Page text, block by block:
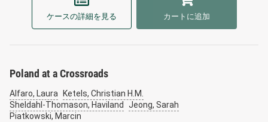
ケースの詳細を見る カートに追加
Poland at a Crossroads
Alfaro, Laura
Ketels, Christian H.M.
Sheldahl-Thomason, Haviland
Jeong, Sarah
Piatkowski, Marcin